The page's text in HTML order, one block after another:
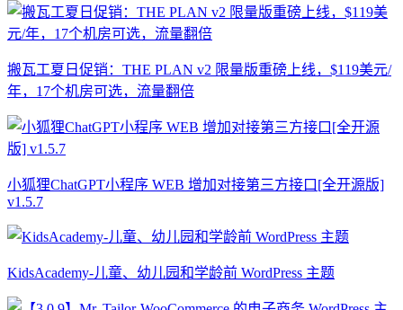
搬瓦工夏日促销：THE PLAN v2 限量版重磅上线，$119美元/
年，17个机房可选，流量翻倍
小狐狸ChatGPT小程序 WEB 增加对接第三方接口[全开源版]
v1.5.7
KidsAcademy-儿童、幼儿园和学龄前 WordPress 主题